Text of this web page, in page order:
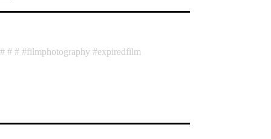
filmphotography
expiredfilm